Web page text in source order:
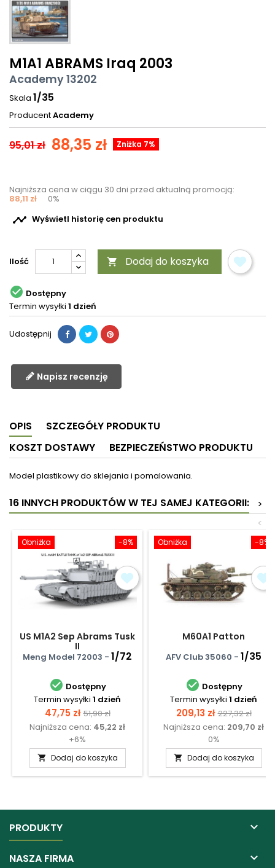
M1A1 ABRAMS Iraq 2003
Academy 13202
Skala 1/35
ProducentAcademy
95,01 zł 88,35 zł Zniżka 7%
Najniższa cena w ciągu 30 dni przed aktualną promocją:
88,11 zł 0%
 Wyświetl historię cen produktu
Ilość  Dodaj do koszyka
 Dostępny
Termin wysyłki 1 dzień
Udostępnij
Napisz recenzję
OPIS
SZCZEGÓŁY PRODUKTU
KOSZT DOSTAWY
BEZPIECZEŃSTWO PRODUKTU
Model plastikowy do sklejania i pomalowania.
16 INNYCH PRODUKTÓW W TEJ SAMEJ KATEGORII:
>
<
-8%
Obniżka
US M1A2 Sep Abrams Tusk
II
Meng Model 72003 - 1/72
 Dostępny
Termin wysyłki 1 dzień
Cena
47,75 zł Cena
podstawowa
51,90 zł
Najniższa cena: 45,22 zł
+6%
 Dodaj do koszyka
-8%
Obniżka
M60A1 Patton
AFV Club 35060 - 1/35
 Dostępny
Termin wysyłki 1 dzień
Cena
209,13 zł Cena
227,32 zł
Najniższa cena: 209,70 zł
0%
 Dodaj do koszyka
PRODUKTY 
NASZA FIRMA 